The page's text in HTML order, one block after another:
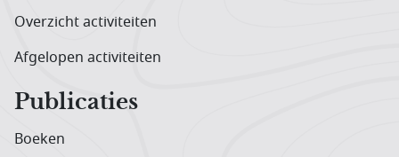
Overzicht activiteiten
Afgelopen activiteiten
Publicaties
Boeken